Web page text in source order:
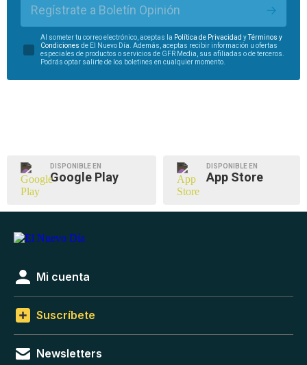
Regístrate a Boletín Opinión
Al someter tu correo electrónico, aceptas la Política de Privacidad y
Términos y
Condiciones de El Nuevo Día. Además, aceptas recibir información u ofertas
especiales de productos o servicios de GFR Media, sus afiliadas o de terceros.
Podrás optar salirte de los boletines en cualquier momento.
DISPONIBLE EN
Google Play
DISPONIBLE EN
App Store
Mi cuenta
Suscríbete
Newsletters